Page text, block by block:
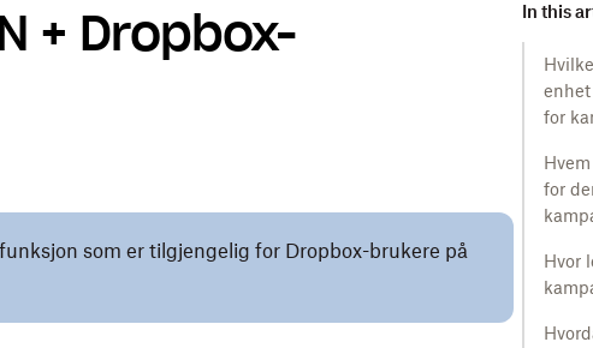
+ Dropbox-
In this
for
for
Hvor
som er tilgjengelig for Dropbox-brukere på